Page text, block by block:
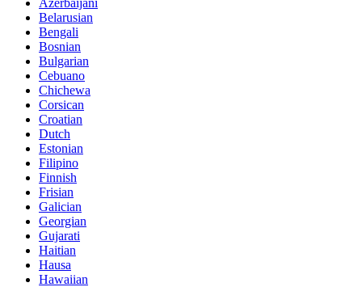
Belarusian
Bengali
Bosnian
Bulgarian
Cebuano
Chichewa
Corsican
Croatian
Dutch
Estonian
Filipino
Finnish
Frisian
Galician
Georgian
Gujarati
Haitian
Hausa
Hawaiian